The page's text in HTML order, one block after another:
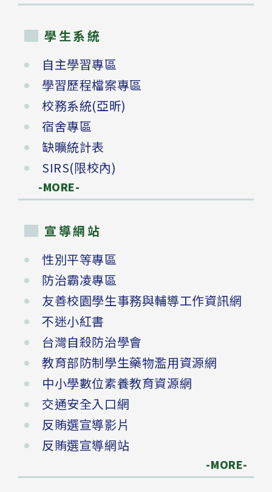
學生系統
自主學習專區
學習歷程檔案專區
校務系統(亞昕)
宿舍專區
缺曠統計表
SIRS(限校內)
-MORE-
宣導網站
性別平等專區
防治霸凌專區
友善校園學生事務與輔導工作資訊網
不迷小紅書
台灣自殺防治學會
教育部防制學生藥物濫用資源網
中小學數位素養教育資源網
交通安全入口網
反賄選宣導影片
反賄選宣導網站
-MORE-